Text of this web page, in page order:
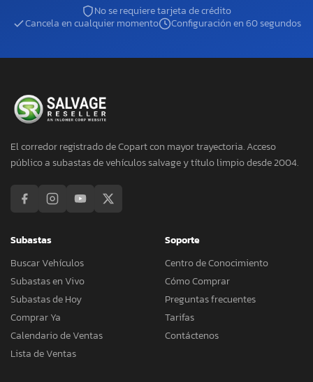
No se requiere tarjeta de crédito
Cancela en cualquier momento
Configuración en 60 segundos
El corredor registrado de Copart con mayor trayectoria. Acceso
público a subastas de vehículos salvage y título limpio desde 2004.
Subastas
Buscar Vehículos
Subastas en Vivo
Subastas de Hoy
Comprar Ya
Calendario de Ventas
Lista de Ventas
Soporte
Centro de Conocimiento
Cómo Comprar
Preguntas frecuentes
Tarifas
Contáctenos